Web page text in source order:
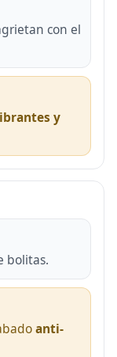
con el
y
bolitas.
anti-